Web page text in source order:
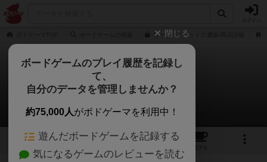
ワードバスケットの通販/商品詳細
ワードバスケット
涼宮ファルシの抑鬱さんのレビュー
16 5 57
カフェ
閉じる
ボードゲームのプレイ履歴を記録し
て、
自分のデータを管理しませんか？
約75,000人がボドゲーマを利用中！
遊んだボードゲームを記録する
気になるゲームのレビューを読む